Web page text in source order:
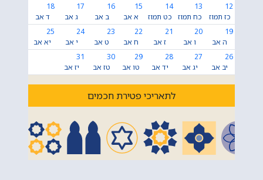
12
כז תמוז
13
כח תמוז
14
כט תמוז
15
א אב
16
ב אב
17
ג אב
18
ד אב
19
ה אב
20
ו אב
21
ז אב
22
ח אב
23
ט אב
24
י אב
25
יא אב
26
יב אב
27
יג אב
28
יד אב
29
טו אב
30
טז אב
31
יז אב
לתאריכי פטירת חכמים